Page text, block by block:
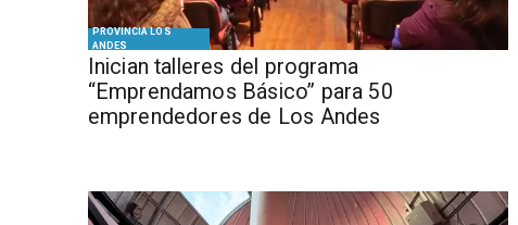
PROVINCIA LOS
ANDES
Inician talleres del programa
“Emprendamos Básico” para 50
emprendedores de Los Andes